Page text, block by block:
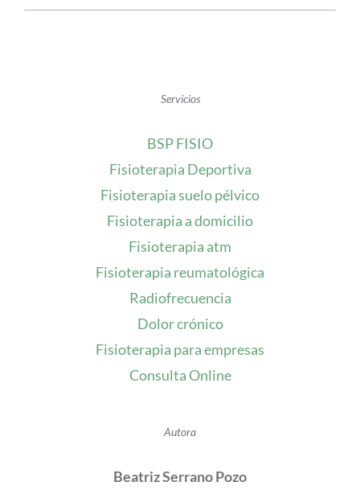
Servicios
BSP FISIO
Fisioterapia Deportiva
Fisioterapia suelo pélvico
Fisioterapia a domicilio
Fisioterapia atm
Fisioterapia reumatológica
Radiofrecuencia
Dolor crónico
Fisioterapia para empresas
Consulta Online
Autora
Beatriz Serrano Pozo